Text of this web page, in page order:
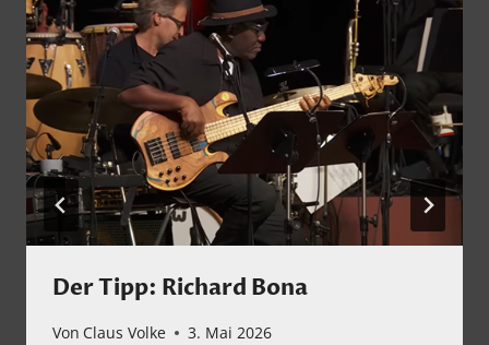
Der Tipp: Richard Bona
Von Claus Volke 3. Mai 2026